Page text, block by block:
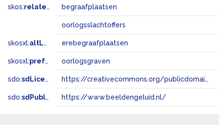
skos:related begraafplaatsen
oorlogsslachtoffers
skosxl:altLabel erebegraafplaatsen
skosxl:prefLabel oorlogsgraven
sdo:sdLicense https://creativecommons.org/publicdomain/zero/1.0/
sdo:sdPublisher https://www.beeldengeluid.nl/